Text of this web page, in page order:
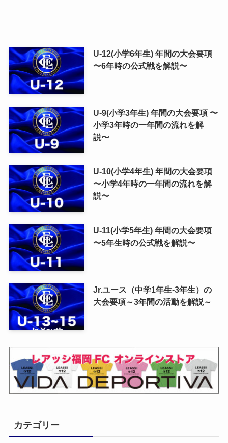
U-12(小学6年生) 年間の大会要項
〜6年時の公式戦を解説〜
U-9(小学3年生) 年間の大会要項 〜
小学3年時の一年間の流れを解
説〜
U-10(小学4年生) 年間の大会要項
〜小学4年時の一年間の流れを解
説〜
U-11(小学5年生) 年間の大会要項
〜5年生時の公式戦を解説〜
Jr.ユース（中学1年生-3年生）の
大会要項～3年間の活動を解説～
カテゴリー